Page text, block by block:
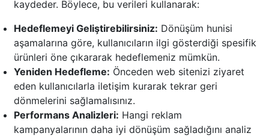
kaydeder. Böylece, bu verileri kullanarak:
Hedeflemeyi Geliştirebilirsiniz: Dönüşüm hunisi
aşamalarına göre, kullanıcıların ilgi gösterdiği spesifik
ürünleri öne çıkararak hedeflemeniz mümkün.
Yeniden Hedefleme: Önceden web sitenizi ziyaret
eden kullanıcılarla iletişim kurarak tekrar geri
dönmelerini sağlamalısınız.
Performans Analizleri: Hangi reklam
kampanyalarının daha iyi dönüşüm sağladığını analiz